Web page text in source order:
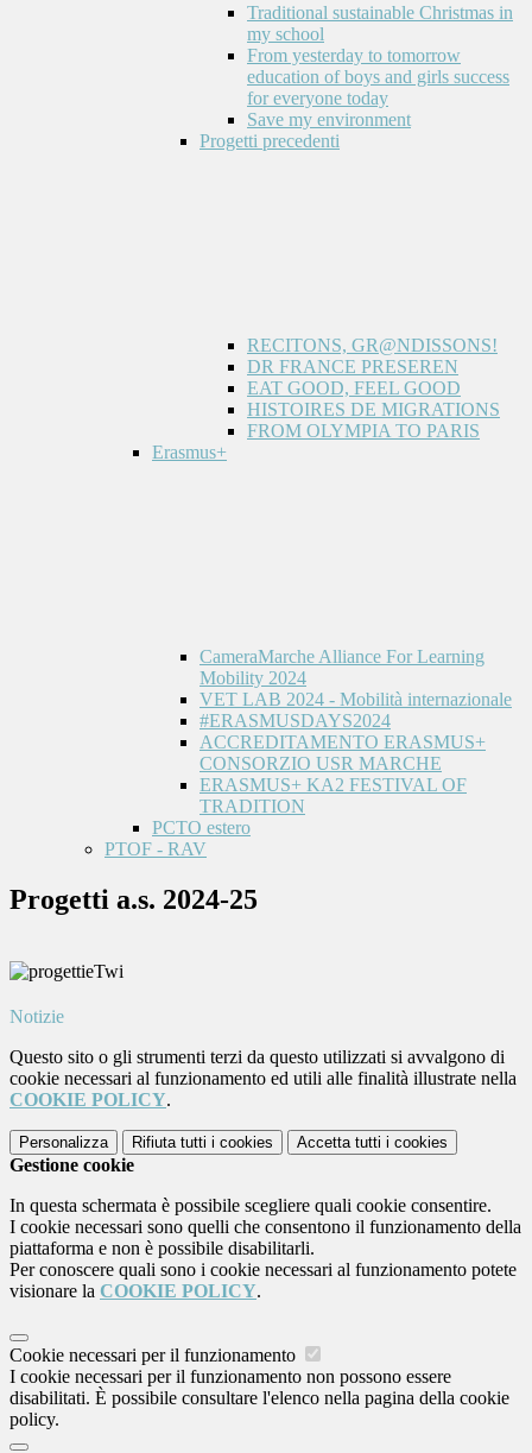
Traditional sustainable Christmas in
my school
From yesterday to tomorrow
education of boys and girls success
for everyone today
Save my environment
Progetti precedenti
RECITONS, GR@NDISSONS!
DR FRANCE PRESEREN
EAT GOOD, FEEL GOOD
HISTOIRES DE MIGRATIONS
FROM OLYMPIA TO PARIS
Erasmus+
CameraMarche Alliance For Learning
Mobility 2024
VET LAB 2024 - Mobilità internazionale
#ERASMUSDAYS2024
ACCREDITAMENTO ERASMUS+
CONSORZIO USR MARCHE
ERASMUS+ KA2 FESTIVAL OF
TRADITION
PCTO estero
PTOF - RAV
Progetti a.s. 2024-25
Notizie
Questo sito o gli strumenti terzi da questo utilizzati si avvalgono di
cookie necessari al funzionamento ed utili alle finalità illustrate nella
COOKIE POLICY.
Personalizza Rifiuta tutti i cookies Accetta tutti i cookies
Gestione cookie
In questa schermata è possibile scegliere quali cookie consentire.
I cookie necessari sono quelli che consentono il funzionamento della
piattaforma e non è possibile disabilitarli.
Per conoscere quali sono i cookie necessari al funzionamento potete
visionare la COOKIE POLICY.
Cookie necessari per il funzionamento
I cookie necessari per il funzionamento non possono essere
disabilitati. È possibile consultare l'elenco nella pagina della cookie
policy.